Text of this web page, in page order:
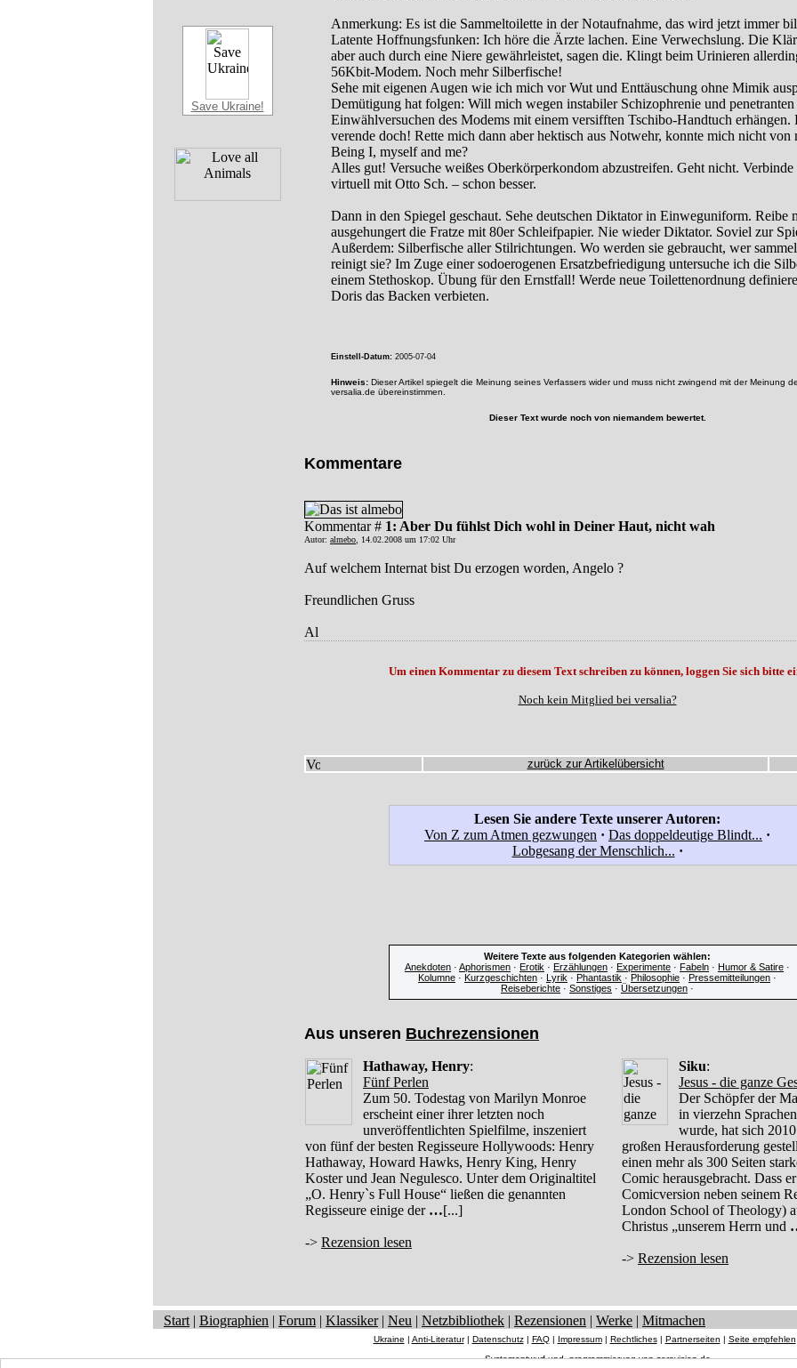
Save Ukraine!
Anmerkung: Es ist die Sammeltoilette in der Notaufnahme, das wird jetzt immer
Latente Hoffnungsfunken: Ich höre die Ärzte lachen. Eine Verwechslung. Die
aber auch durch eine Niere gewährleistet, sagen die. Klingt beim Urinieren
56Kbit-Modem. Noch mehr Silberfische!
Sehe mit eigenen Augen wie ich mich vor Wut und Enttäuschung ohne Mimik
Demütigung hat folgen: Will mich wegen instabiler Schizophrenie und penetranten
Einwählversuchen des Modems mit einem versifften Tschibo-Handtuch erhängen.
verende doch! Rette mich dann aber hektisch aus Notwehr, konnte mich nicht von
Being I, myself and me?
Alles gut! Versuche weißes Oberkörperkondom abzustreifen. Geht nicht.
virtuell mit Otto Sch. – schon besser.
Dann in den Spiegel geschaut. Sehe deutschen Diktator in Einweguniform. Reibe
ausgehungert die Fratze mit 80er Schleifpapier. Nie wieder Diktator. Soviel zur
Außerdem: Silberfische aller Stilrichtungen. Wo werden sie gebraucht, wer
reinigt sie? Im Zuge einer sodoerogenen Ersatzbefriedigung untersuche ich die
einem Stethoskop. Übung für den Ernstfall! Werde neue Toilettenordnung
Doris das Backen verbieten.
Einstell-Datum: 2005-07-04
Hinweis: Dieser Artikel spiegelt die Meinung seines Verfassers wider und muss nicht zwingend mit der Meinung
versalia.de übereinstimmen.
Dieser Text wurde noch von niemandem bewertet.
Kommentare
Kommentar # 1: Aber Du fühlst Dich wohl in Deiner Haut, nicht wah
Autor: almebo , 14.02.2008 um 17:02 Uhr
Auf welchem Internat bist Du erzogen worden, Angelo ?
Freundlichen Gruss
Al
Um einen Kommentar zu diesem Text schreiben zu können, loggen Sie sich bitte
Noch kein Mitglied bei versalia?
zurück zur Artikelübersicht
Lesen Sie andere Texte unserer Autoren:
Von Z zum Atmen gezwungen · Das doppeldeutige Blindt... ·
Lobgesang der Menschlich... ·
Weitere Texte aus folgenden Kategorien wählen:
Anekdoten · Aphorismen · Erotik · Erzählungen · Experimente · Fabeln · Humor & Satire ·
Kolumne · Kurzgeschichten · Lyrik · Phantastik · Philosophie · Pressemitteilungen ·
Reiseberichte · Sonstiges · Übersetzungen ·
Aus unseren Buchrezensionen
Hathaway, Henry:
Fünf Perlen
Zum 50. Todestag von Marilyn Monroe
erscheint einer ihrer letzten noch
unveröffentlichten Spielfilme, inszeniert
von fünf der besten Regisseure Hollywoods: Henry
Hathaway, Howard Hawks, Henry King, Henry
Koster und Jean Negulesco. Unter dem Originaltitel
„O. Henry`s Full House“ ließen die genannten
Regisseure einige der …[...]
-> Rezension lesen
Siku:
Jesus - die ganze
Der Schöpfer der
in vierzehn
wurde, hat sich
großen Herausforderung
einen mehr als 300 Seiten
Comic herausgebracht. Dass
Comicversion neben seinem
London School of Theology)
Christus „unserem Herrn und
-> Rezension lesen
Start | Biographien | Forum | Klassiker| Neu | Netzbibliothek | Rezensionen | Werke | Mitmachen
Ukraine | Anti-Literatur| Datenschutz| FAQ| Impressum| Rechtliches| Partnerseiten | Seite empfehlen
Systementwurf und -programmierung vonzerovision.de